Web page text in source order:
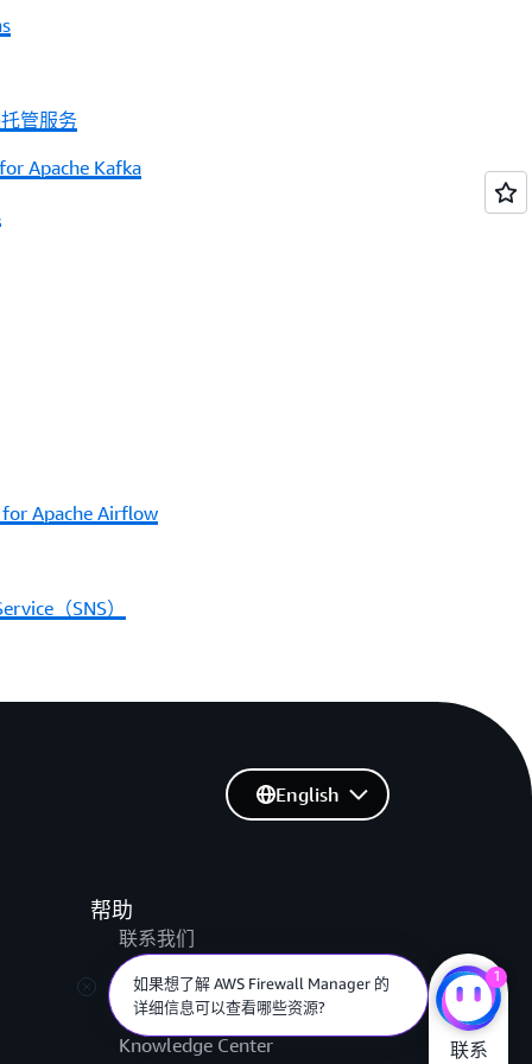
管服务
Apache Kafka
Apache Airflow
（SNS）
帮助
联系我们
提交支持工单
AWS re:Post
Knowledge Center
English
如果想了解 AWS Firewall Manager 的
详细信息可以查看哪些资源?
1
联系